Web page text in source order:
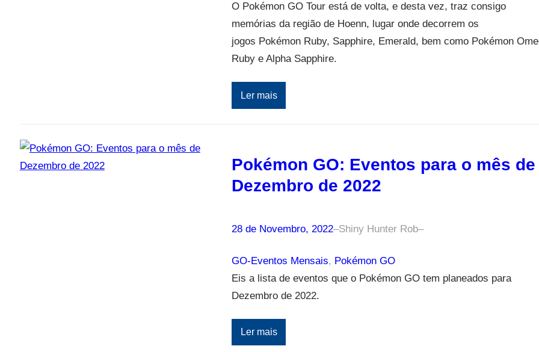
O Pokémon GO Tour está de volta, e desta vez, traz consigo
memórias da região de Hoenn, lugar onde decorrem os
jogos Pokémon Ruby, Sapphire, Emerald, bem como Pokémon
Ruby e Alpha Sapphire.
Ler mais
Pokémon GO: Eventos para o mês de
Dezembro de 2022
28 de Novembro, 2022–Shiny Hunter Rob–
GO-Eventos Mensais, Pokémon GO
Eis a lista de eventos que o Pokémon GO tem planeados para
Dezembro de 2022.
Ler mais